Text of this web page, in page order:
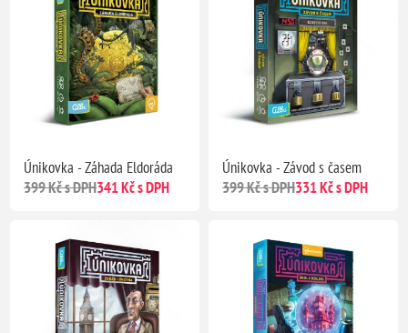
Únikovka - Záhada Eldoráda
399 Kč s DPH341 Kč s DPH
Únikovka - Závod s časem
399 Kč s DPH331 Kč s DPH